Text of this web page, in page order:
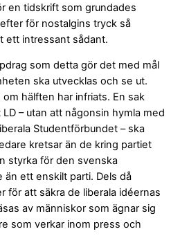
en tidskrift som grundades
för nostalgins tryck så
ett intressant sådant.
som detta gör det med mål
ska utvecklas och se ut.
hälften har infriats. En sak
– utan att någonsin hymla med
Studentförbundet – ska
kretsar än de kring partiet
styrka för den svenska
än ett enskilt parti. Dels då
för att säkra de liberala idéernas
av människor som ägnar sig
som verkar inom press och